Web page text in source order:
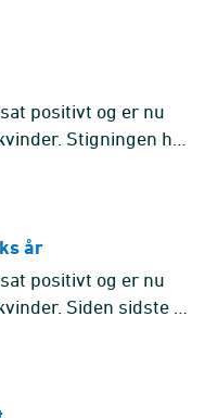
positivt og er nu
Stigningen har
år.
år
positivt og er nu
Siden sidste år
mændene og 0,07